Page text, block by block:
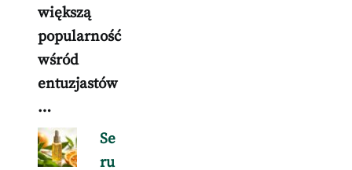
większą
popularność
wśród
entuzjastów
…
Se
ru